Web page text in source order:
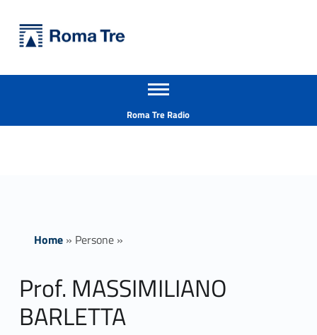
Prof. MASSIMILIANO BARLETTA - Università Roma Tre
Apri il menu secondario
Roma Tre Radio
Home» Persone»
Prof. MASSIMILIANO
BARLETTA